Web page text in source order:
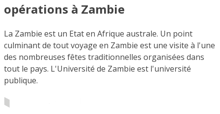
opérations à Zambie
La Zambie est un Etat en Afrique australe. Un point
culminant de tout voyage en Zambie est une visite à l'une
des nombreuses fêtes traditionnelles organisées dans
tout le pays. L'Université de Zambie est l'université
publique.